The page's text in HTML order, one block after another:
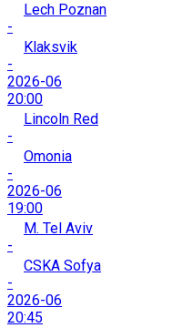
Lech Poznan
-
Klaksvik
-
2026-06
20:00
Lincoln Red
-
Omonia
-
2026-06
19:00
M. Tel Aviv
-
CSKA Sofya
-
2026-06
20:45